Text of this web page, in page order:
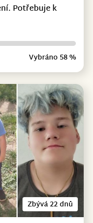
Potřebuje k
Vybráno 58 %
Zbývá 22 dnů